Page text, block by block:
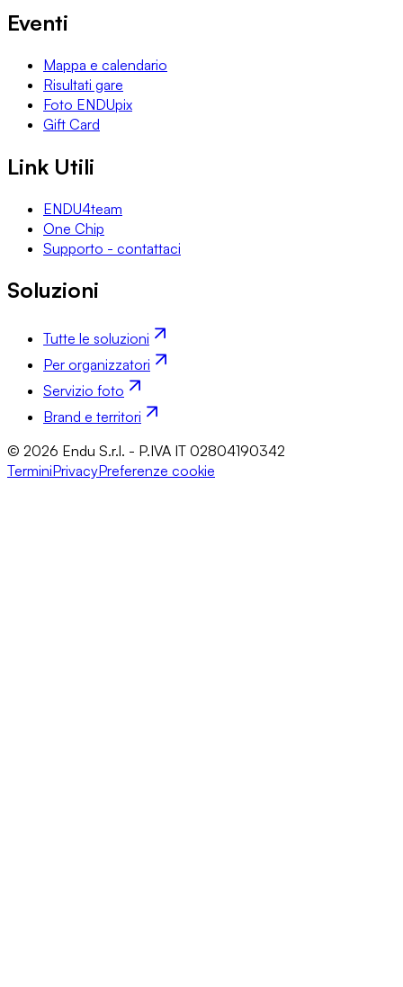
Eventi
Mappa e calendario
Risultati gare
Foto ENDUpix
Gift Card
Link Utili
ENDU4team
One Chip
Supporto - contattaci
Soluzioni
Tutte le soluzioni
Per organizzatori
Servizio foto
Brand e territori
© 2026 Endu S.r.l. - P.IVA IT 02804190342
TerminiPrivacyPreferenze cookie